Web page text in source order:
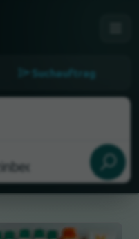
Suchauftrag